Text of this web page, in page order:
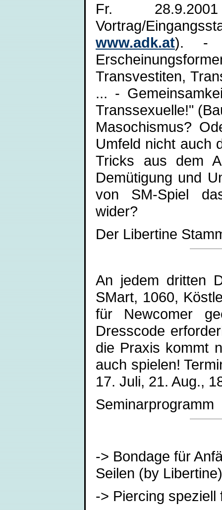
Fr.
Vortrag/
www.adk.at). -
Transvestiten,
... -
Transsexuelle!"
Masochismus?
Umfeld nicht auch
Tricks aus dem
Demütigung und
von SM-Spiel
wider?
Der Libertine
An jedem dritten
SMart, 1060,
für Newcomer
Dresscode
die Praxis kommt
auch spielen!
17. Juli, 21. Aug.,
Seminarprogramm
-> Bondage für
Seilen (by Libertine)
-> Piercing